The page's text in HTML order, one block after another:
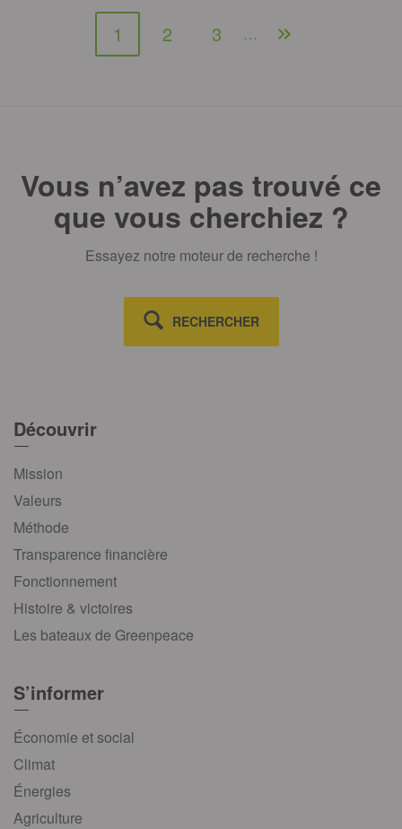
1 2 3 …
Vous n’avez pas trouvé ce
que vous cherchiez ?
Essayez notre moteur de recherche !
RECHERCHER
Découvrir
Mission
Valeurs
Méthode
Transparence financière
Fonctionnement
Histoire & victoires
Les bateaux de Greenpeace
S’informer
Économie et social
Climat
Énergies
Agriculture